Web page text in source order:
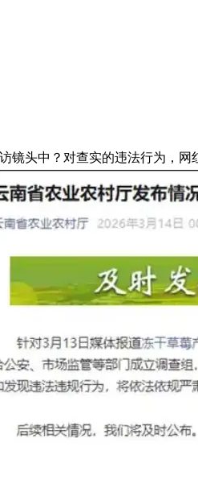
头中？对查实的违法行为，网